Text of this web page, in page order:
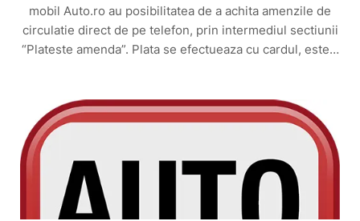
mobil Auto.ro au posibilitatea de a achita amenzile de
circulatie direct de pe telefon, prin intermediul sectiunii
“Plateste amenda”. Plata se efectueaza cu cardul, este…